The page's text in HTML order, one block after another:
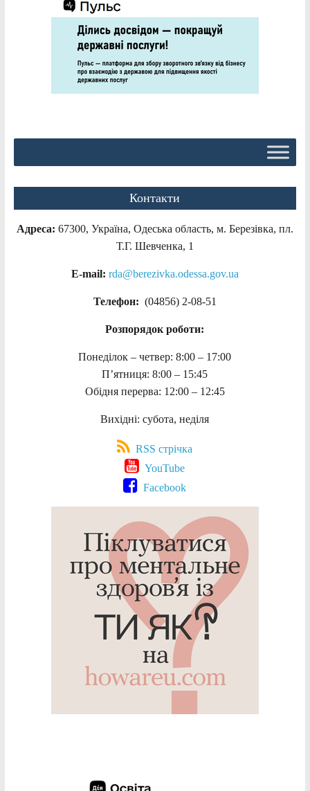
Контакти
Адреса: 67300, Україна, Одеська область, м. Березівка, пл.
Т.Г. Шевченка, 1
E-mail: rda@berezivka.odessa.gov.ua
Телефон: (04856) 2-08-51
Розпорядок роботи:
Понеділок – четвер: 8:00 – 17:00
П’ятниця: 8:00 – 15:45
Обідня перерва: 12:00 – 12:45
Вихідні: субота, неділя
RSS стрічка
YouTube
Facebook